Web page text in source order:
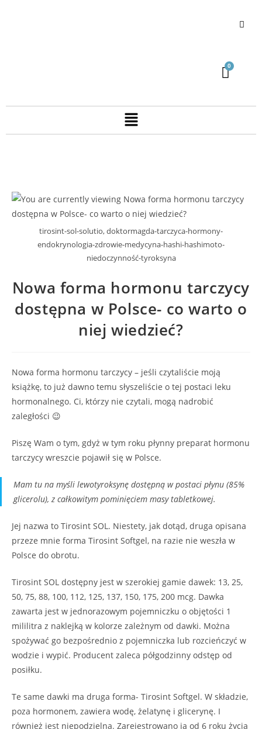
tirosint-sol-solutio, doktormagda-tarczyca-hormony-
endokrynologia-zdrowie-medycyna-hashi-hashimoto-
niedoczynność-tyroksyna
Nowa forma hormonu tarczycy
dostępna w Polsce- co warto o
niej wiedzieć?
Nowa forma hormonu tarczycy – jeśli czytaliście moją
książkę, to już dawno temu słyszeliście o tej postaci leku
hormonalnego. Ci, którzy nie czytali, mogą nadrobić
zaległości 😉
Piszę Wam o tym, gdyż w tym roku płynny preparat hormonu
tarczycy wreszcie pojawił się w Polsce.
Mam tu na myśli lewotyroksynę dostępną w postaci płynu (85%
glicerolu), z całkowitym pominięciem masy tabletkowej.
Jej nazwa to Tirosint SOL. Niestety, jak dotąd, druga opisana
przeze mnie forma Tirosint Softgel, na razie nie weszła w
Polsce do obrotu.
Tirosint SOL dostępny jest w szerokiej gamie dawek: 13, 25,
50, 75, 88, 100, 112, 125, 137, 150, 175, 200 mcg. Dawka
zawarta jest w jednorazowym pojemniczku o objętości 1
mililitra z naklejką w kolorze zależnym od dawki. Można
spożywać go bezpośrednio z pojemniczka lub rozcieńczyć w
wodzie i wypić. Producent zaleca półgodzinny odstęp od
posiłku.
Te same dawki ma druga forma- Tirosint Softgel. W składzie,
poza hormonem, zawiera wodę, żelatynę i glicerynę. I
również jest niepodzielna. Zarejestrowano ją od 6 roku życia